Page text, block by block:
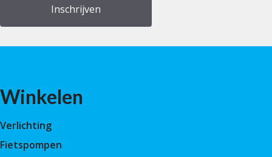
Winkelen
Verlichting
Fietspompen